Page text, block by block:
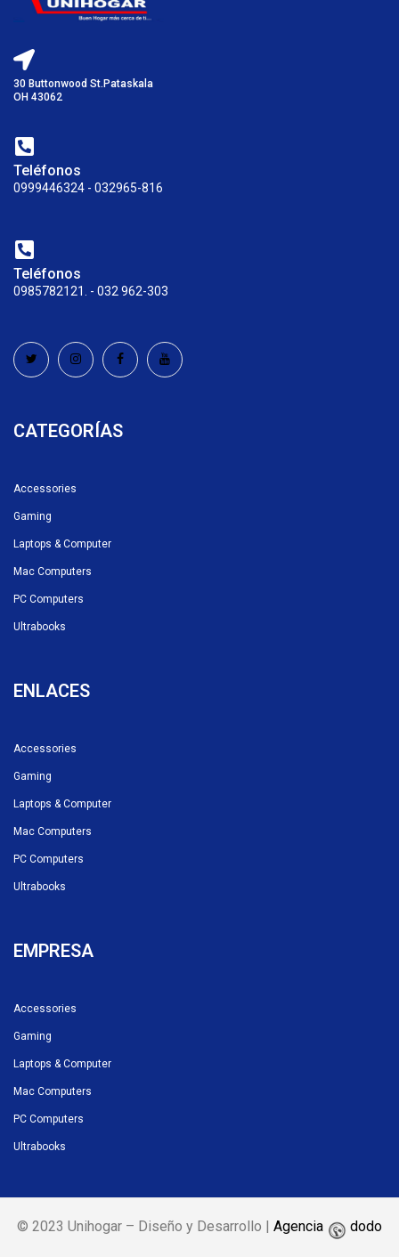
30 Buttonwood St.Pataskala
OH 43062
Teléfonos
0999446324 - 032965-816
Teléfonos
0985782121. - 032 962-303
CATEGORÍAS
Accessories
Gaming
Laptops & Computer
Mac Computers
PC Computers
Ultrabooks
ENLACES
Accessories
Gaming
Laptops & Computer
Mac Computers
PC Computers
Ultrabooks
EMPRESA
Accessories
Gaming
Laptops & Computer
Mac Computers
PC Computers
Ultrabooks
© 2023 Unihogar – Diseño y Desarrollo | Agencia dodo